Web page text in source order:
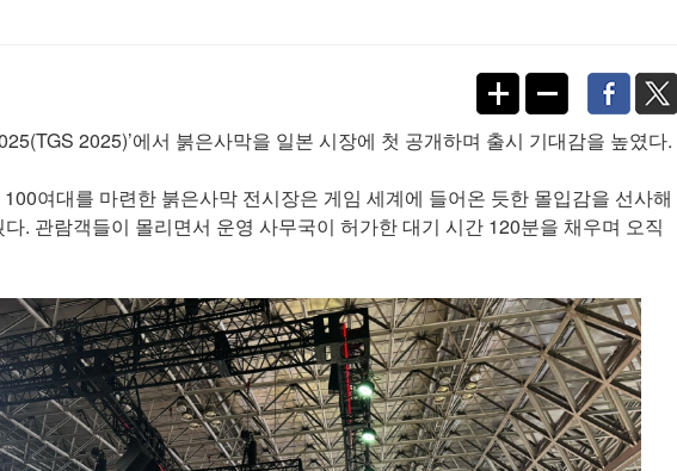
2025)’에서 붉은사막을 일본 시장에 첫 공개하며 출시 기대감을 높였다.
여대를 마련한 붉은사막 전시장은 게임 세계에 들어온 듯한 몰입감을 선사해
. 관람객들이 몰리면서 운영 사무국이 허가한 대기 시간 120분을 채우며 오직